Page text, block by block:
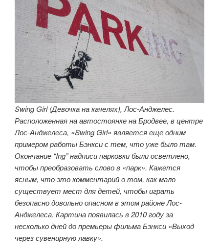
Swing Girl (Девочка на качелях), Лос-Анджелес.
Расположенная на автостоянке на Бродвее, в центре
Лос-Анджелеса, «Swing Girl» является еще одним
примером работы Бэнкси с тем, что уже было там.
Окончание “Ing” надписи парковки были осветлено,
чтобы преобразовать слово в «парк». Кажется
ясным, что это комментарий о том, как мало
существует мест для детей, чтобы играть
безопасно довольно опасном в этом районе Лос-
Анджелеса. Картина появилась в 2010 году за
несколько дней до премьеры фильма Бэнкси «Выход
через сувенирную лавку».